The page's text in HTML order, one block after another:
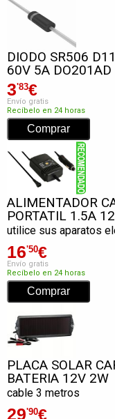
DIODO SR506
60V 5A DO201AD
3'83€
Envío gratis
Recíbelo en 24 horas
ALIMENTADOR
PORTATIL 1.5A
utilice sus aparatos
16'50€
Envío gratis
Recíbelo en 24 horas
PLACA SOLAR
BATERIA 12V 2W
cable 3 metros
29'90€